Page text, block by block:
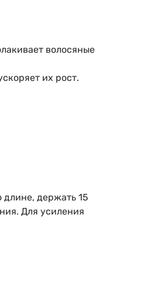
волосяные
их рост.
длине, держать 15
Для усиления